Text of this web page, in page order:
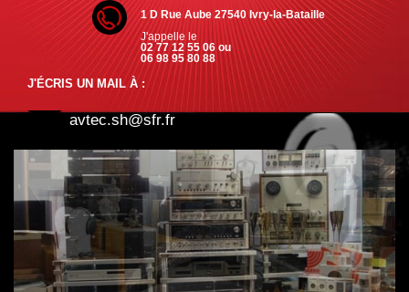
1 D Rue Aube 27540 Ivry-la-Bataille
J'appelle le
02 77 12 55 06 ou
06 98 95 80 88
J'ÉCRIS UN MAIL À :
avtec.sh@sfr.fr